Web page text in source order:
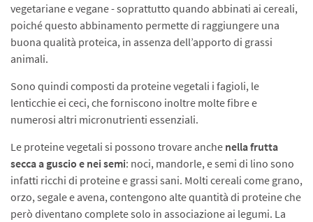
vegetariane e vegane - soprattutto quando abbinati ai cereali,
poiché questo abbinamento permette di raggiungere una
buona qualità proteica, in assenza dell’apporto di grassi
animali.
Sono quindi composti da proteine vegetali i fagioli, le
lenticchie ei ceci, che forniscono inoltre molte fibre e
numerosi altri micronutrienti essenziali.
Le proteine vegetali si possono trovare anche nella frutta
secca a guscio e nei semi: noci, mandorle, e semi di lino sono
infatti ricchi di proteine e grassi sani. Molti cereali come grano,
orzo, segale e avena, contengono alte quantità di proteine che
però diventano complete solo in associazione ai legumi. La